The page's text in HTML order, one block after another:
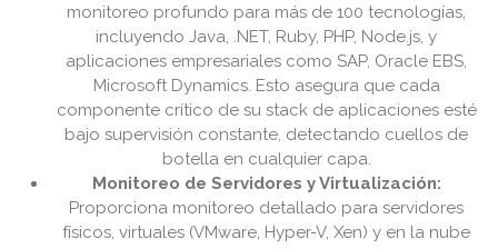
monitoreo profundo para más de 100 tecnologías,
incluyendo Java, .NET, Ruby, PHP, Node.js, y
aplicaciones empresariales como SAP, Oracle EBS,
Microsoft Dynamics. Esto asegura que cada
componente crítico de su stack de aplicaciones esté
bajo supervisión constante, detectando cuellos de
botella en cualquier capa.
Monitoreo de Servidores y Virtualización:
Proporciona monitoreo detallado para servidores
físicos, virtuales (VMware, Hyper-V, Xen) y en la nube